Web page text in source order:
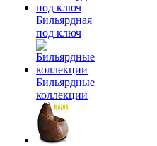
Бильярдная
под ключ
Бильярдные
коллекции